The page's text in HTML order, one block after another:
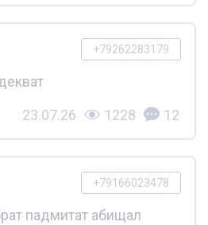
+79262283179
23.07.26 1228 12
+79166023478
падмитат абищал